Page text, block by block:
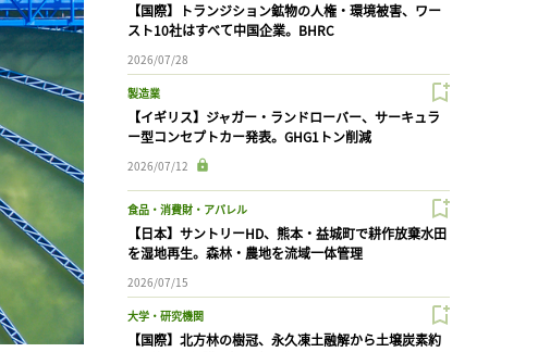
【国際】トランジション鉱物の人権・環境被害、ワー
スト10社はすべて中国企業。BHRC
2026/07/28
製造業
【イギリス】ジャガー・ランドローバー、サーキュラ
ー型コンセプトカー発表。GHG1トン削減
2026/07/12
食品・消費財・アパレル
【日本】サントリーHD、熊本・益城町で耕作放棄水田
を湿地再生。森林・農地を流域一体管理
2026/07/15
大学・研究機関
【国際】北方林の樹冠、永久凍土融解から土壌炭素約